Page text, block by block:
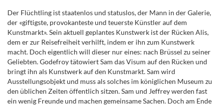
Der Flüchtling ist staatenlos und statuslos, der Mann in der Galerie,
der «giftigste, provokanteste und teuerste Künstler auf dem
Kunstmarkt». Sein aktuell geplantes Kunstwerk ist der Rücken Alis,
dem er zur Reisefreiheit verhilft, indem er ihn zum Kunstwerk
macht. Doch eigentlich will dieser nur eines: nach Brüssel zu seiner
Geliebten. Godefroy tätowiert Sam das Visum auf den Rücken und
bringt ihn als Kunstwerk auf den Kunstmarkt. Sam wird
Ausstellungsobjekt und muss als solches im königlichen Museum zu
den üblichen Zeiten öffentlich sitzen. Sam und Jeffrey werden fast
ein wenig Freunde und machen gemeinsame Sachen. Doch am Ende